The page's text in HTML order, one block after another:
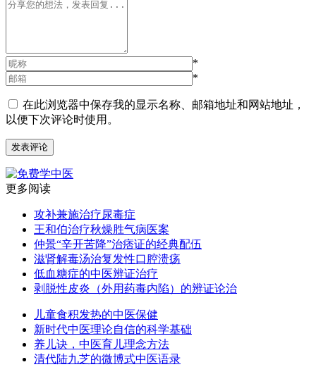
*
*
在此浏览器中保存我的显示名称、邮箱地址和网站地址，
以便下次评论时使用。
更多阅读
攻补兼施治疗尿毒症
王和伯治疗秋燥胜气病医案
仲景“辛开苦降”治痞证的经典配伍
滋肾解毒汤治复发性口腔溃疡
低血糖症的中医辨证治疗
剥脱性皮炎（外用药毒内陷）的辨证论治
儿童食积发热的中医保健
新时代中医理论自信的科学基础
养儿诀，中医育儿理念方法
清代陆九芝的微博式中医语录